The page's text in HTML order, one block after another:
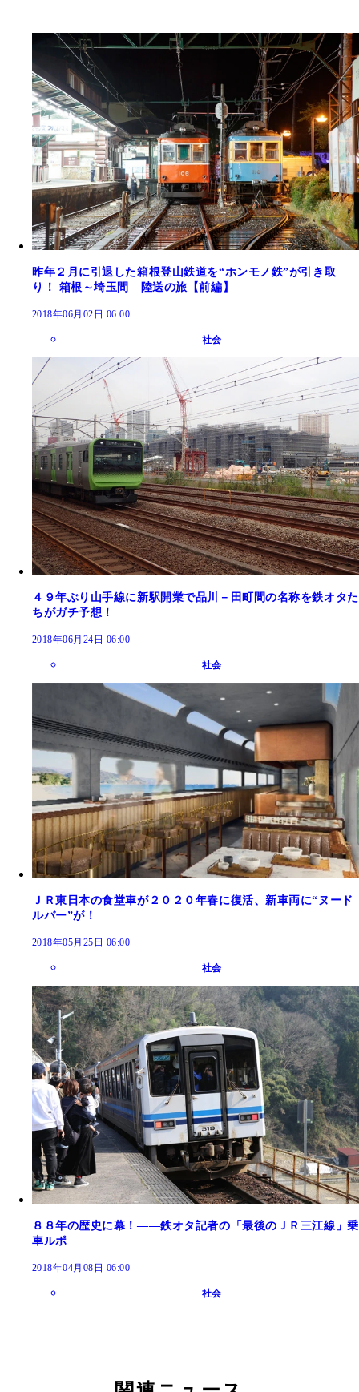
昨年２月に引退した箱根登山鉄道を“ホンモノ鉄”が引き取
り！ 箱根～埼玉間 陸送の旅【前編】
2018年06月02日 06:00
社会
４９年ぶり山手線に新駅開業で品川－田町間の名称を鉄オタた
ちがガチ予想！
2018年06月24日 06:00
社会
ＪＲ東日本の食堂車が２０２０年春に復活、新車両に“ヌード
ルバー”が！
2018年05月25日 06:00
社会
８８年の歴史に幕！――鉄オタ記者の「最後のＪＲ三江線」乗
車ルポ
2018年04月08日 06:00
社会